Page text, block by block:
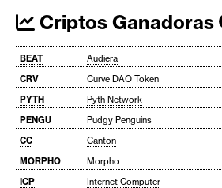
Criptos Ganadoras
BEAT Audiera
CRV
Curve DAO Token
PYTH
Pyth Network
PENGU
Pudgy Penguins
CC
Canton
MORPHO
Morpho
ICP
Internet Computer